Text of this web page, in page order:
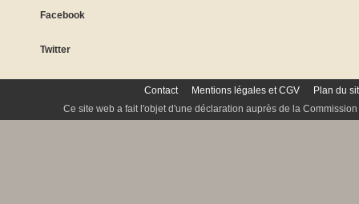
Facebook
Twitter
Contact Mentions légales et CGV
Plan du
Ce site web a fait l'objet d'une déclaration auprès de la